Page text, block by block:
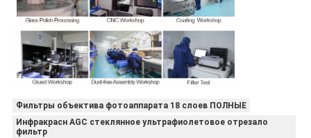
Фильтры объектива фотоаппарата 18 слоев ПОЛНЫЕ
Инфракрасн AGC стеклянное ультрафиолетовое отрезало
фильтр